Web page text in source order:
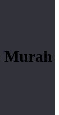
Murah